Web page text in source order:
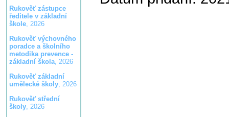
Rukověť zástupce
ředitele v základní
škole, 2026
Rukověť výchovného
poradce a školního
metodika prevence -
základní škola, 2026
Rukověť základní
umělecké školy, 2026
Rukověť střední
školy, 2026